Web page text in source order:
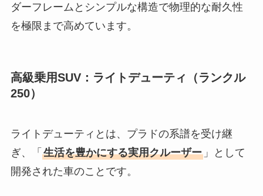
ダーフレームとシンプルな構造で物理的な耐久性
を極限まで高めています。
高級乗用SUV：ライトデューティ（ランクル
250）
ライトデューティとは、プラドの系譜を受け継
ぎ、「 生活を豊かにする実用クルーザー」として
開発された車のことです。